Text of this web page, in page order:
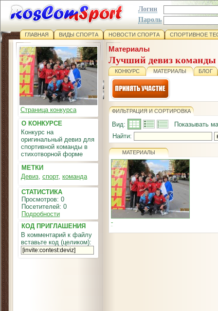
Логин
Пароль
ГЛАВНАЯ ВИДЫ СПОРТА НОВОСТИ СПОРТА СПОРТИВНОЕ
Страница конкурса
О КОНКУРСЕ
Конкурс на
оригинальный девиз для
спортивной команды в
стихотворной форме
МЕТКИ
Девиз, спорт, команда
СТАТИСТИКА
Просмотров: 0
Посетителей: 0
Подробности
КОД ПРИГЛАШЕНИЯ
В комментарий к файлу
вставьте код (целиком):
Материалы
Лучший девиз команды
КОНКУРС МАТЕРИАЛЫ БЛОГ
ФИЛЬТРАЦИЯ И СОРТИРОВКА
Вид:
Показывать
Найти:
МАТЕРИАЛЫ
-